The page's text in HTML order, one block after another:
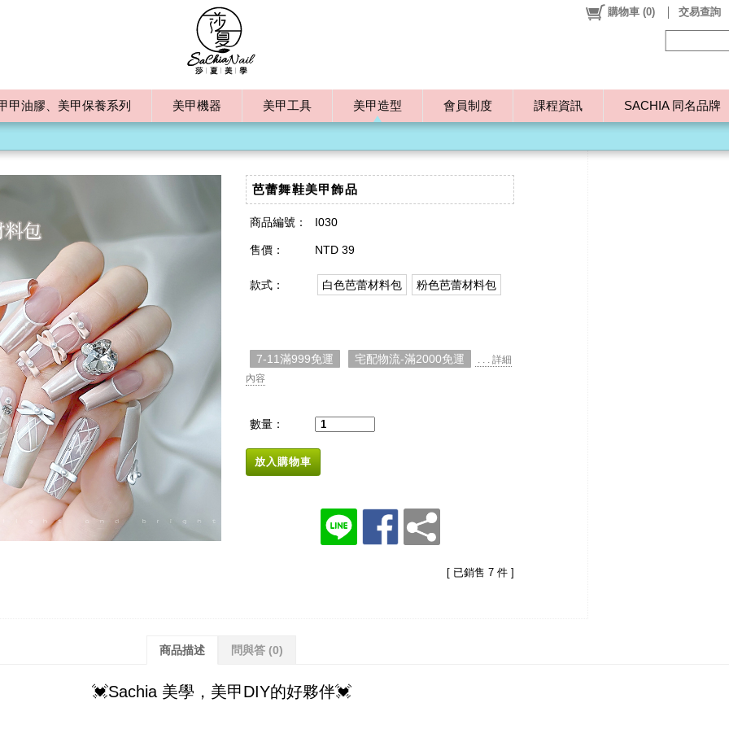
甲油膠、美甲保養系列 美甲機器 美甲工具 美甲造型 會員制度 課程資訊 SACHIA 同名品牌
購物車 (0) 交易查詢
芭蕾舞鞋美甲飾品
商品編號： I030
售價： NTD 39
款式： 白色芭蕾材料包 粉色芭蕾材料包
7-11滿999免運 宅配物流-滿2000免運
. . . 詳細
內容
數量：
放入購物車
[ 已銷售 7 件 ]
商品描述 問與答 (0)